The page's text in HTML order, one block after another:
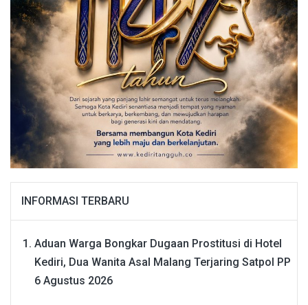
INFORMASI TERBARU
Aduan Warga Bongkar Dugaan Prostitusi di Hotel
Kediri, Dua Wanita Asal Malang Terjaring Satpol PP
6 Agustus 2026